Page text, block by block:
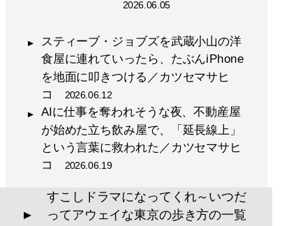
2026.06.05
スティーブ・ジョブズを武蔵小山の洋
食屋に連れていったら、たぶんiPhone
を地面に叩きつける／カツセマサヒ
コ
2026.06.12
AIに仕事を奪われそうな夜、不動産屋
が始めた立ち飲み屋で、「延長線上」
という言葉に救われた／カツセマサヒ
コ
2026.06.19
▲
すこしドラマになってくれ～いつだ
ってアウェイな東京の歩き方の一覧